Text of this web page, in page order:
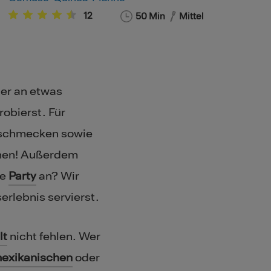
12 50 Min Mittel
an etwas
Für
sowie
Außerdem
Partyan? Wir
servierst.
nicht fehlen. Wer
oder